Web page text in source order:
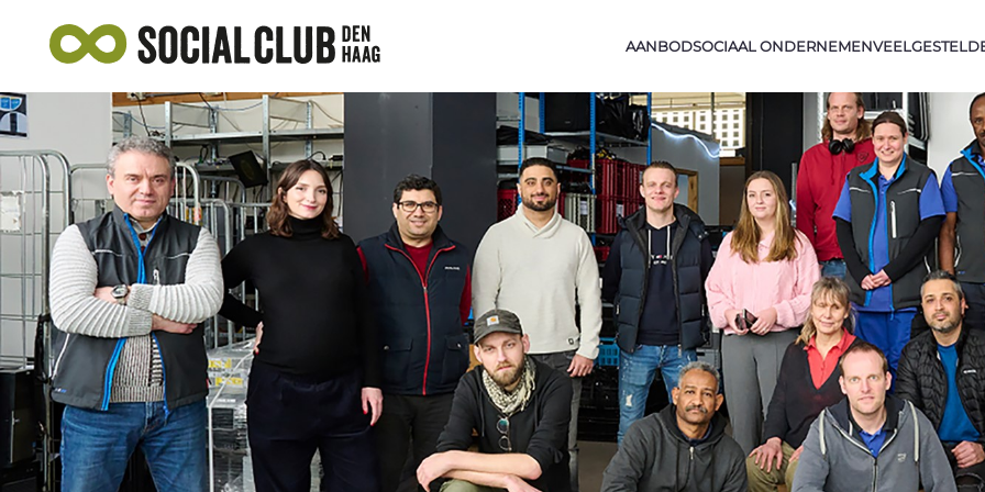
AANBODSOCIAAL ONDERNEMEN
SOCIAAL ONDERNEMEN
VEELGESTELDE VRAGEN
NIEUWS
AANMELDEN ALS ONDERNEMER